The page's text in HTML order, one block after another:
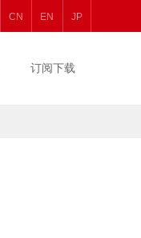
CN EN JP
订阅下载